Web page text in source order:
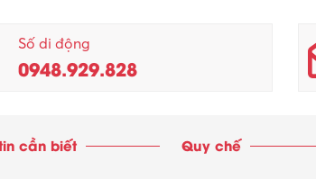
Số di động
0948.929.828
cần biết Quy chế